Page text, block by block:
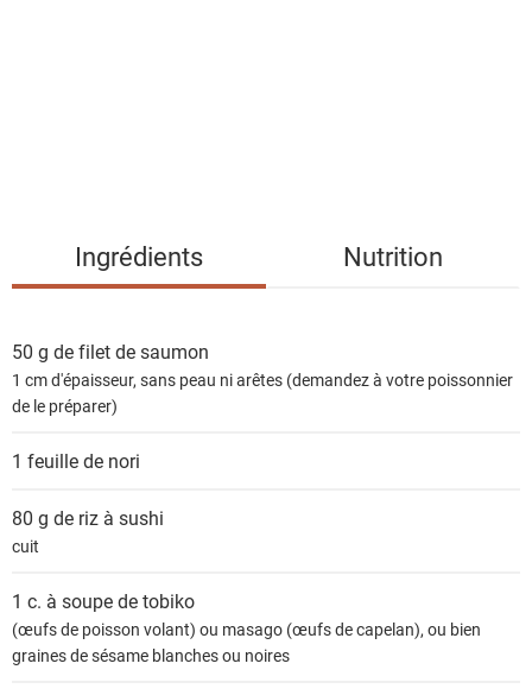
i
e
t
Ingrédients Nutrition
50 g de filet desaumon
1 cm d'épaisseur, sans peau ni arêtes (demandez à votre poissonnier
de le préparer)
1 feuille de nori
80 g de riz à sushi
cuit
1 c. à soupe detobiko
(œufs de poisson volant) ou masago (œufs de capelan), ou bien
graines de sésame blanches ou noires